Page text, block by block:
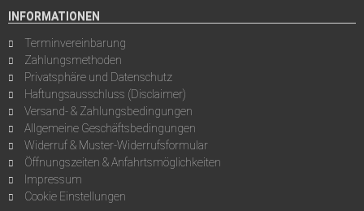
INFORMATIONEN
Terminvereinbarung
Zahlungsmethoden
Privatsphäre und Datenschutz
Haftungsausschluss (Disclaimer)
Versand- & Zahlungsbedingungen
Allgemeine Geschäftsbedingungen
Widerruf & Muster-Widerrufsformular
Öffnungszeiten & Anfahrtsmöglichkeiten
Impressum
Cookie Einstellungen